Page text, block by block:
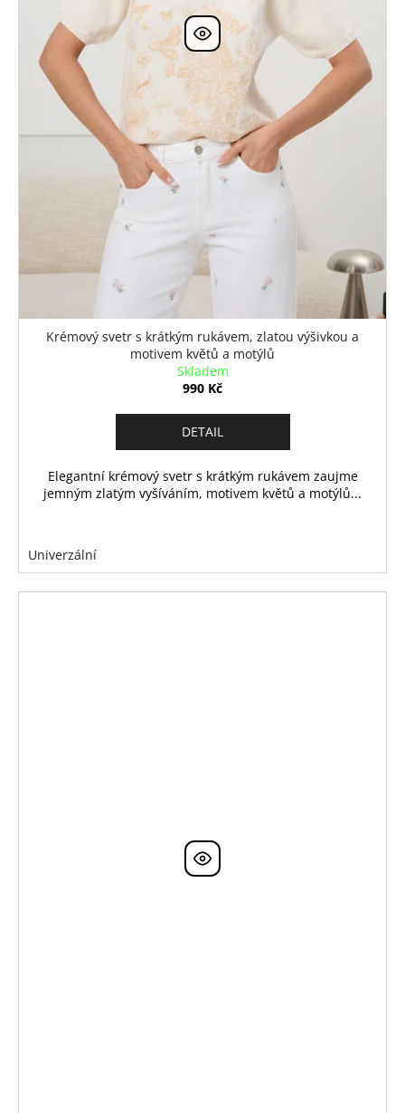
Krémový svetr s krátkým rukávem, zlatou výšivkou a
motivem květů a motýlů
Skladem
990 Kč
DETAIL
Elegantní krémový svetr s krátkým rukávem zaujme
jemným zlatým vyšíváním, motivem květů a motýlů...
Univerzální